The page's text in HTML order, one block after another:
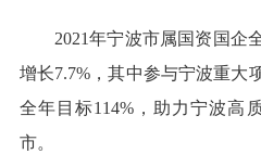
2021年宁波市属国资国企
增长7.7%，其中参与宁波重大
全年目标114%，助力宁波高
市。